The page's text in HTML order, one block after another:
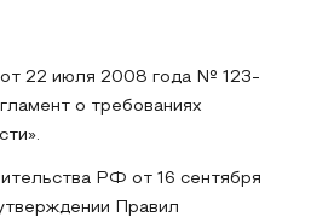
22 июля 2008 года № 123-
о требованиях
РФ от 16 сентября
Правил